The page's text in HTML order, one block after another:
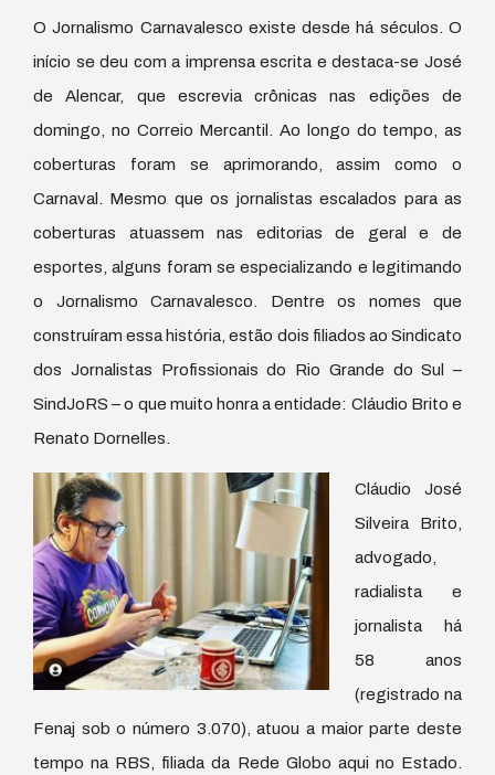
O Jornalismo Carnavalesco existe desde há séculos. O
início se deu com a imprensa escrita e destaca-se José
de Alencar, que escrevia crônicas nas edições de
domingo, no Correio Mercantil. Ao longo do tempo, as
coberturas foram se aprimorando, assim como o
Carnaval. Mesmo que os jornalistas escalados para as
coberturas atuassem nas editorias de geral e de
esportes, alguns foram se especializando e legitimando
o Jornalismo Carnavalesco. Dentre os nomes que
construíram essa história, estão dois filiados ao Sindicato
dos Jornalistas Profissionais do Rio Grande do Sul –
SindJoRS – o que muito honra a entidade: Cláudio Brito e
Renato Dornelles.
Cláudio José
Silveira Brito,
advogado,
radialista e
jornalista há
58 anos
(registrado na
Fenaj sob o número 3.070), atuou a maior parte deste
tempo na RBS, filiada da Rede Globo aqui no Estado.